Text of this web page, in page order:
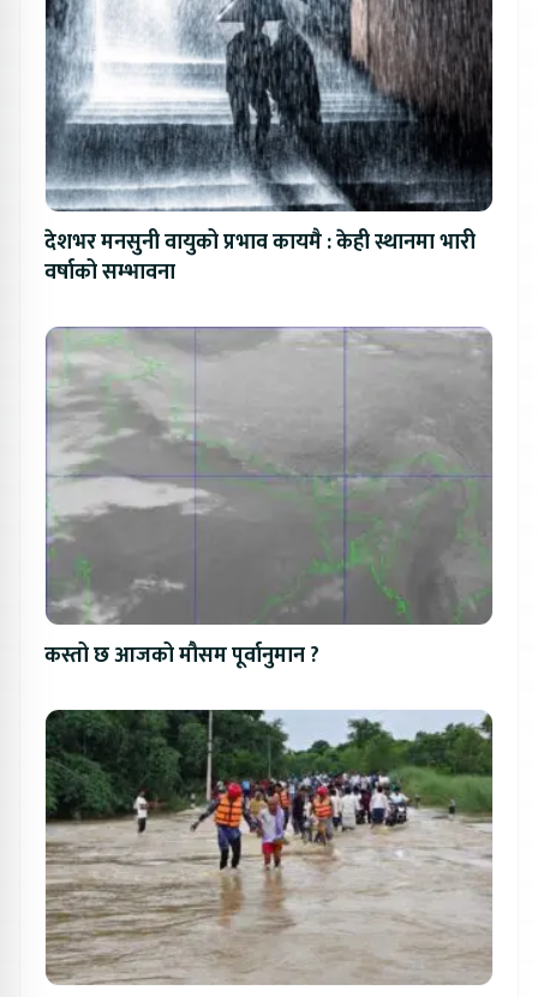
देशभर मनसुनी वायुको प्रभाव कायमै : केही स्थानमा भारी
वर्षाको सम्भावना
कस्तो छ आजको मौसम पूर्वानुमान ?